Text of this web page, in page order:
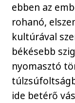
ebben az
rohanó,
kultúrával
békésebb
nyomasztó
ide betérő